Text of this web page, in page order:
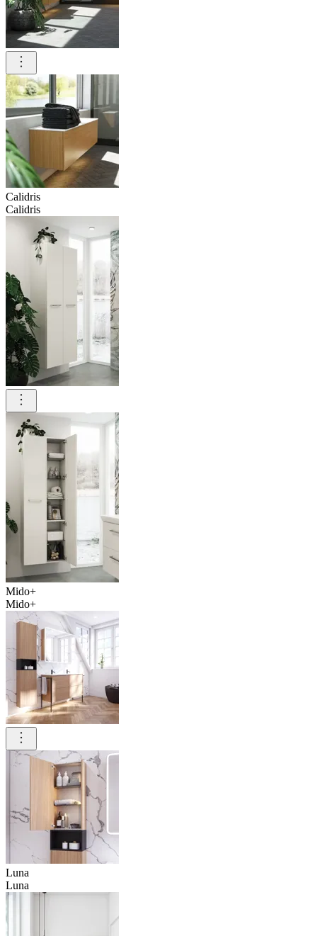
Calidris
Calidris
Mido+
Mido+
Luna
Luna